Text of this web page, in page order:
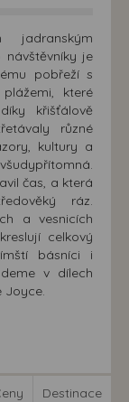
návštěvníky je
pobřeží s
které
křišťálově
různé
kultury a
čas, a která
ráz.
a vesnicích
celkový
básníci i
v dílech
Joyce.
Destinace